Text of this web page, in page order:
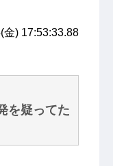
金) 17:53:33.88
を疑ってた